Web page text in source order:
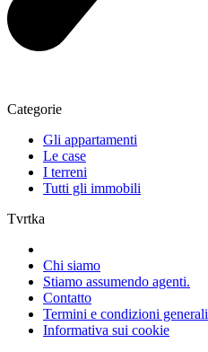
Categorie
Gli appartamenti
Le case
I terreni
Tutti gli immobili
Tvrtka
Chi siamo
Stiamo assumendo agenti.
Contatto
Termini e condizioni generali
Informativa sui cookie